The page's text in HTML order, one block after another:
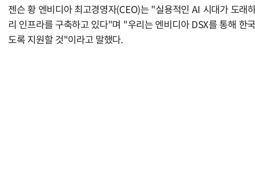
젠슨 황 엔비디아 최고경영자(CEO)는 "실용적인 AI 시대가 도
리 인프라를 구축하고 있다"며 "우리는 엔비디아 DSX를 통해 한
도록 지원할 것"이라고 말했다.